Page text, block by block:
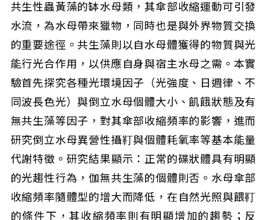
共生性蟲黃藻的缽水母類，其傘部收縮運動可引發
水流，為水母帶來獵物，同時也是與外界物質交換
的重要途徑。共生藻則以自水母體獲得的物質與光
能行光合作用，以供應自身與宿主水母之需。本實
驗首先探究各種光環境因子（光強度、日週律、不
同波長色光）與倒立水母個體大小、飢餓狀態及有
無共生藻等因子，對其傘部收縮頻率的影響，進而
研究倒立水母異營性攝靪與個體耗氧率等基本能量
代謝特徵。研究結果顯示：正常的碟狀體具有明顯
的光趨性行為，伽無共生藻的個體則否。水母傘部
收縮頻率隨體型的增大而降低，在自然光照與餵靪
的條件下，其收縮頻率則有明顯增加的趨勢；反